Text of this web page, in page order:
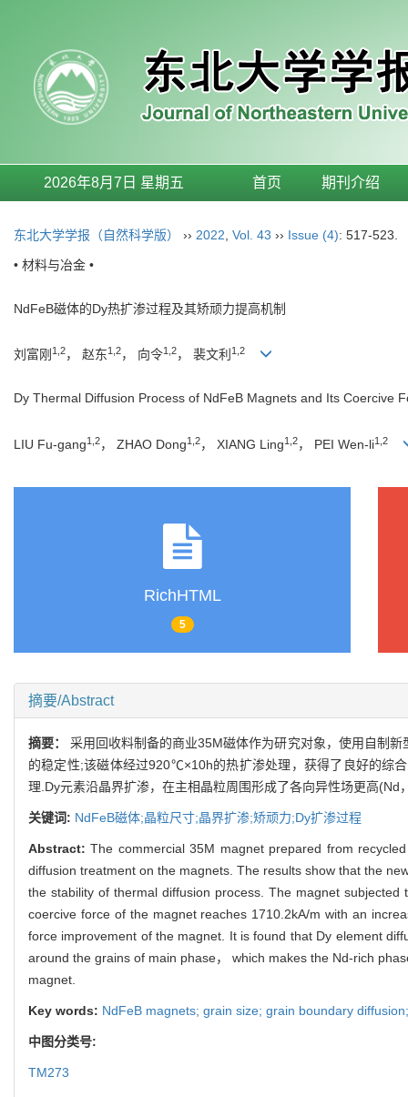
2026年8月7日 星期五 首页 期刊介绍
东北大学学报（自然科学版） ›› 2022 Vol. 43 ›› Issue (4): 517-523.
• 材料与冶金 •
NdFeB磁体的Dy热扩渗过程及其矫顽力提高机制
刘富刚 1,2， 赵东1,2， 向令1,2， 裴文利 1,2
Dy Thermal Diffusion Process of NdFeB Magnets and Its Coercive
LIU Fu-gang1,2， ZHAO Dong1,2， XIANG Ling1,2， PEI Wen-li1,2
RichHTML
5
摘要/Abstract
摘要：采用回收料制备的商业35M磁体作为研究对象，使用自制新
的稳定性;该磁体经过920℃×10h的热扩渗处理，获得了良好的综
理.Dy元素沿晶界扩渗，在主相晶粒周围形成了各向异性场更高(Nd
关键词: NdFeB磁体;晶粒尺寸;晶界扩渗;矫顽力;Dy扩渗过程
Abstract:The commercial 35M magnet prepared from
diffusion treatment on the magnets. The results show that the
the stability of thermal diffusion process. The magnet
coercive force of the magnet reaches 1710.2kA/m with an
force improvement of the magnet. It is found that Dy element
around the grains of main phase， which makes the Nd-rich
magnet.
Key words: NdFeB magnets; grain size; grain boundary
中图分类号:
TM273